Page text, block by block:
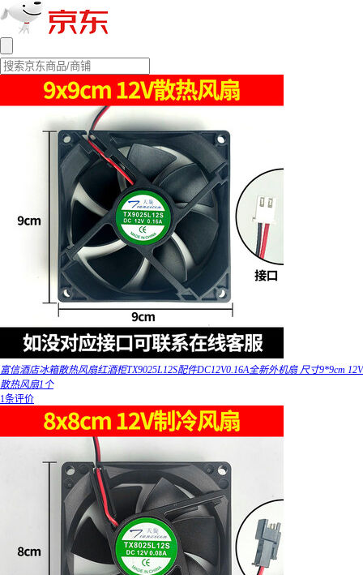
富信酒店冰箱散热风扇红酒柜TX9025L12S配件DC12V0.16A全新外机扇 尺寸9*9cm 12V
散热风扇1个
1条评价